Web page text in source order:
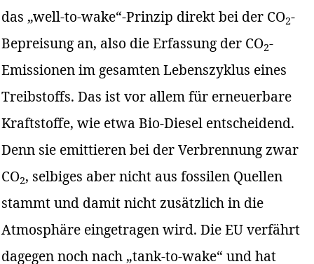
das „well-to-wake“-Prinzip direkt bei der CO2-
Bepreisung an, also die Erfassung der CO2-
Emissionen im gesamten Lebenszyklus eines
Treibstoffs. Das ist vor allem für erneuerbare
Kraftstoffe, wie etwa Bio-Diesel entscheidend.
Denn sie emittieren bei der Verbrennung zwar
CO2, selbiges aber nicht aus fossilen Quellen
stammt und damit nicht zusätzlich in die
Atmosphäre eingetragen wird. Die EU verfährt
dagegen noch nach „tank-to-wake“ und hat